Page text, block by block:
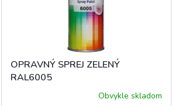
OPRAVNÝ SPREJ ZELENÝ
RAL6005
Obvykle skladom